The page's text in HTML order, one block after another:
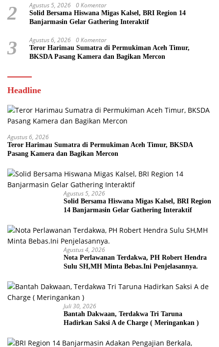
2 Agustus 5, 2026 0 Komentar
Solid Bersama Hiswana Migas Kalsel, BRI Region 14
Banjarmasin Gelar Gathering Interaktif
3 Agustus 6, 2026 0 Komentar
Teror Harimau Sumatra di Permukiman Aceh Timur,
BKSDA Pasang Kamera dan Bagikan Mercon
Headline
Agustus 6, 2026
Teror Harimau Sumatra di Permukiman Aceh Timur, BKSDA
Pasang Kamera dan Bagikan Mercon
Agustus 5, 2026
Solid Bersama Hiswana Migas Kalsel, BRI Region
14 Banjarmasin Gelar Gathering Interaktif
Agustus 4, 2026
Nota Perlawanan Terdakwa, PH Robert Hendra
Sulu SH,MH Minta Bebas.Ini Penjelasannya.
Juli 30, 2026
Bantah Dakwaan, Terdakwa Tri Taruna
Hadirkan Saksi A de Charge ( Meringankan )